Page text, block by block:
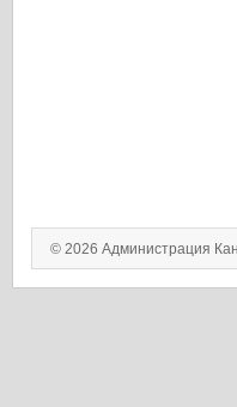
© 2026 Администрация